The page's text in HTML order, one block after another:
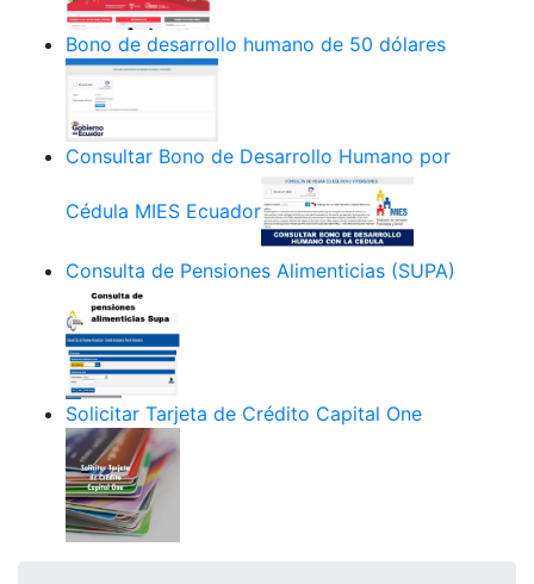
Bono de desarrollo humano de 50 dólares
Consultar Bono de Desarrollo Humano por
Cédula MIES Ecuador
Consulta de Pensiones Alimenticias (SUPA)
Solicitar Tarjeta de Crédito Capital One